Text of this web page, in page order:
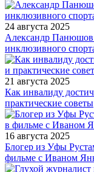
24 августа 2025
Александр
инклюзивного
21 августа 2025
Как инвалиду
практические советы
16 августа 2025
Блогер из Уфы
фильме с Иваном